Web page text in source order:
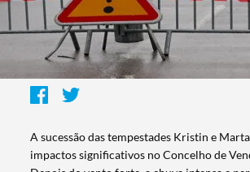
A sucessão das tempestades Kristin e
impactos significativos no Concelho de